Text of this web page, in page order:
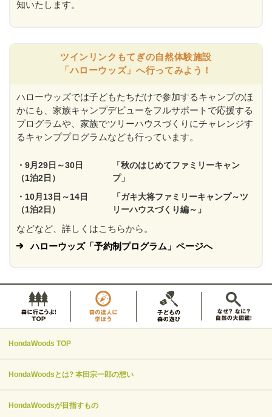
知いたします。
ツインリンクもてぎの自然体験施設
「ハローウッズ」へ行ってみよう！
ハローウッズでは子どもたちだけで参加するキャンプのほ
かにも、家族キャンプデビューをフルサポートで応援する
プログラムや、家族でツリーハウスづくりにチャレンジす
るキャンププログラムなども行っています。
・9月29日～30日
（1泊2日）
「秋のはじめてファミリーキャン
プ」
・10月13日～14日
（1泊2日）
「ガキ大将ファミリーキャンプ～ツ
リーハウスづくり編～」
などなど、詳しくはこちらから。
ハローウッズ「予約制プログラム」ページへ
HondaWoods TOP
HondaWoodsとは? 本田宗一郎の想い
HondaWoodsが目指すもの